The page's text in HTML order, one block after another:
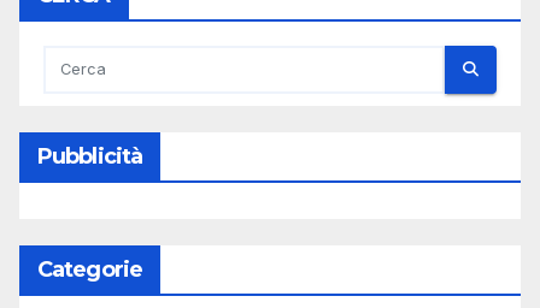
Pubblicità
Categorie